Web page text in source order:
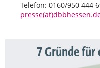
Telefon: 0160/950 444
7 Gründe